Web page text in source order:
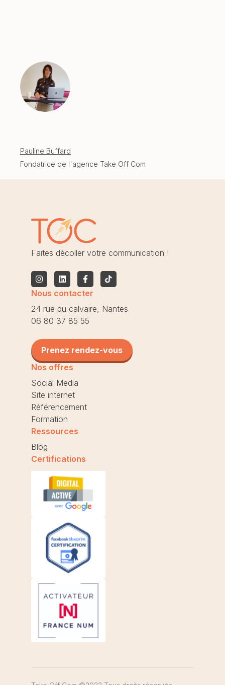
Pauline Buffard
Fondatrice de l'agence Take Off Com
Faites décoller votre communication !
Nous contacter
24 rue du calvaire, Nantes
06 80 37 85 55
Prenez rendez-vous
Nos offres
Social Media
Site internet
Référencement
Formation
Ressources
Blog
Certifications